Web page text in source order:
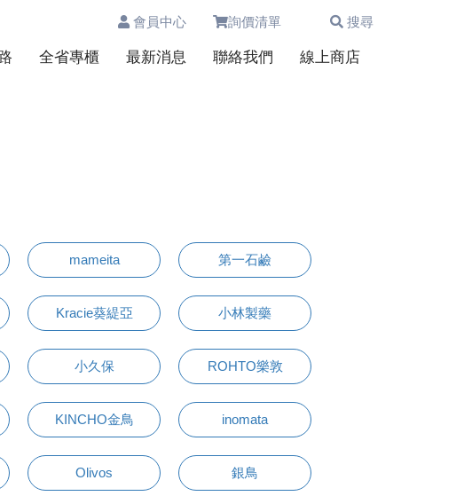
會員中心 詢價清單 搜尋
全省專櫃 最新消息 聯絡我們 線上商店
mameita 第一石鹼
Kracie葵緹亞 小林製藥
小久保 ROHTO樂敦
KINCHO金鳥 inomata
Olivos 銀鳥